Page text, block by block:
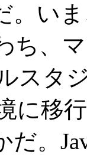
。い
ち、
スタ
に移
だ。